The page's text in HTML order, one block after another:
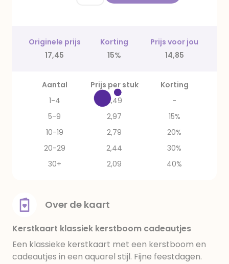
Originele prijs Korting
Prijs voor jou
17,45
15% 14,85
Aantal Prijs per stuk
Korting
1-4
3,49
-
5-9
2,97
15%
10-19
2,79
20%
20-29
2,44
30%
30+
2,09 40%
Over de kaart
Kerstkaart klassiek kerstboom cadeautjes
Een klassieke kerstkaart met een kerstboom en
cadeautjes in een aquarel stijl. Fijne feestdagen.